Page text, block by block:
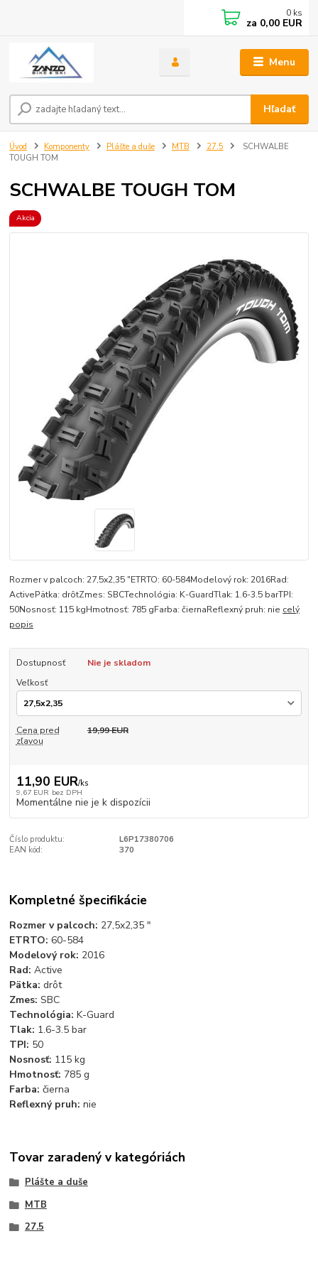
Menu
Hľadať
0 ks
za 0,00 EUR
Úvod Komponenty Plášte a duše MTB 27.5
SCHWALBE
TOUGH TOM
SCHWALBE TOUGH TOM
Akcia
Rozmer v palcoch: 27,5x2,35 "ETRTO: 60-584Modelový rok: 2016Rad:
ActivePätka: drôtZmes: SBCTechnológia: K-GuardTlak: 1.6-3.5 barTPI:
50Nosnosť: 115 kgHmotnosť: 785 gFarba: čiernaReflexný pruh: nie celý
popis
Dostupnosť
Nie je skladom
Veľkosť
Cena pred
zľavou
19,99 EUR
11,90 EUR/ks
9,67 EUR bez DPH
Momentálne nie je k dispozícii
Číslo produktu:
L6P17380706
EAN kód:
370
Kompletné špecifikácie
Rozmer v palcoch: 27,5x2,35 "
ETRTO:60-584
Modelový rok: 2016
Rad:Active
Pätka:drôt
Zmes:SBC
Technológia:K-Guard
Tlak: 1.6-3.5 bar
TPI: 50
Nosnosť: 115 kg
Hmotnosť: 785 g
Farba:čierna
Reflexný pruh: nie
Tovar zaradený v kategóriách
Plášte a duše
MTB
27.5